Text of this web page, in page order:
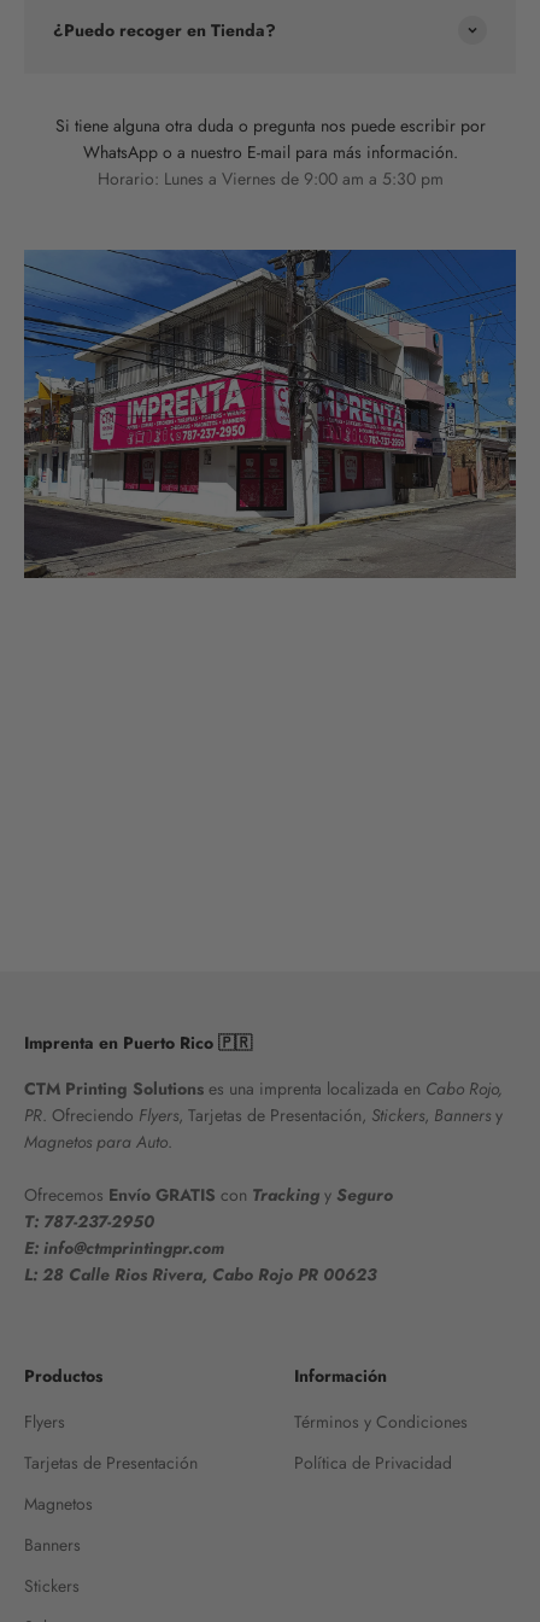
¿Puedo recoger en Tienda?
Si tiene alguna otra duda o pregunta nos puede escribir por
WhatsApp o a nuestro E-mail para más información.
Horario: Lunes a Viernes de 9:00 am a 5:30 pm
Imprenta en Puerto Rico 🇵🇷
CTM Printing Solutions es una imprenta localizada en Cabo Rojo,
PR. Ofreciendo Flyers, Tarjetas de Presentación, Stickers, Banners y
Magnetos para Auto.
Ofrecemos Envío GRATIS con Tracking y Seguro
T: 787-237-2950
E: info@ctmprintingpr.com
L: 28 Calle Rios Rivera, Cabo Rojo PR 00623
Productos
Flyers
Tarjetas de Presentación
Magnetos
Banners
Stickers
Información
Términos y Condiciones
Política de Privacidad